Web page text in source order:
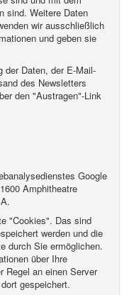
sind. Weitere Daten
wir ausschließlich
und geben sie
der Daten, der E-Mail-
des Newsletters
den "Austragen"-Link
Google
Amphitheatre
"Cookies". Das sind
werden und die
durch Sie ermöglichen.
über Ihre
Regel an einen Server
gespeichert.